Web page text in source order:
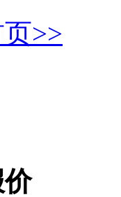
>>